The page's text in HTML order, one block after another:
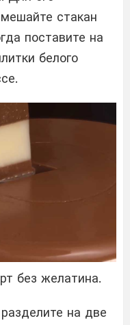
стакан
поставите на
белого
без желатина.
на две